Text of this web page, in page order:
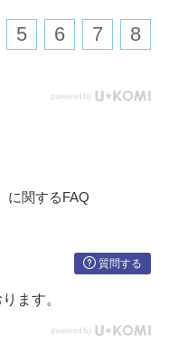
​5 ​6 ​7 ​8
に関するFAQ
質問する
ます。